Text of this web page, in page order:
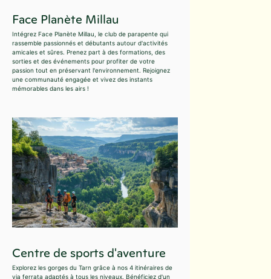
Face Planète Millau
Intégrez Face Planète Millau, le club de parapente qui
rassemble passionnés et débutants autour d'activités
amicales et sûres. Prenez part à des formations, des
sorties et des événements pour profiter de votre
passion tout en préservant l'environnement. Rejoignez
une communauté engagée et vivez des instants
mémorables dans les airs !
Centre de sports d'aventure
Explorez les gorges du Tarn grâce à nos 4 itinéraires de
via ferrata adaptés à tous les niveaux. Bénéficiez d'un